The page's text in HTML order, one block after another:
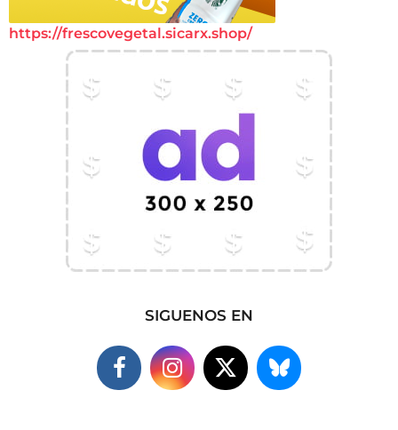
https://frescovegetal.sicarx.shop/
SIGUENOS EN